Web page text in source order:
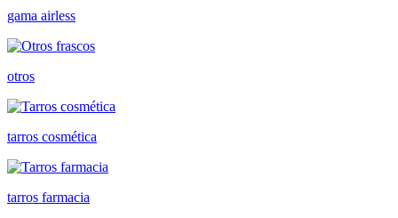
gama airless
otros
tarros cosmética
tarros farmacia